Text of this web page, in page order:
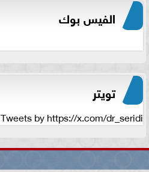
الفيس بوك
تويتر
Tweets by https://x.com/dr_seridi